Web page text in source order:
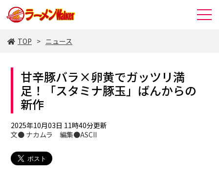
TOP ニュース
甘辛豚バラ×卵黄でガッツリ満
足！「スタミナ豚玉」ばんからの
新作
2025年10月03日 11時40分更新
文● ナカムラ 編集●ASCII